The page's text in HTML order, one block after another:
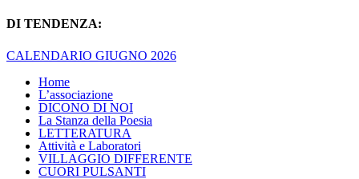
DI TENDENZA:
CALENDARIO GIUGNO 2026
Home
L’associazione
DICONO DI NOI
La Stanza della Poesia
LETTERATURA
Attività e Laboratori
VILLAGGIO DIFFERENTE
CUORI PULSANTI